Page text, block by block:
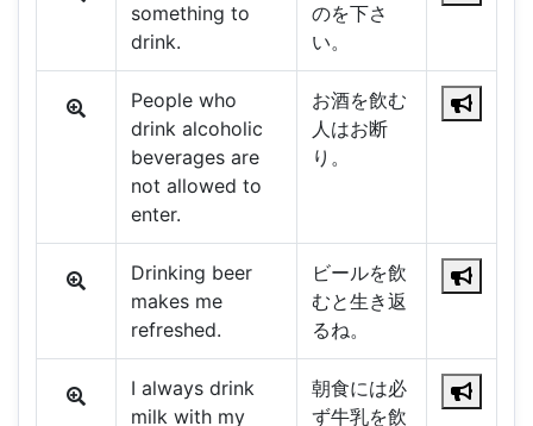
something to
drink.
のを下さ
い。
People who
drink alcoholic
beverages are
not allowed to
enter.
お酒を飲む
人はお断
り。
Drinking beer
makes me
refreshed.
ビールを飲
むと生き返
るね。
I always drink
milk with my
朝食には必
ず牛乳を飲